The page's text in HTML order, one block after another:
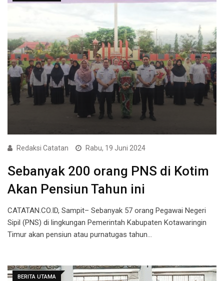
Redaksi Catatan Rabu, 19 Juni 2024
Sebanyak 200 orang PNS di Kotim
Akan Pensiun Tahun ini
CATATAN.CO.ID, Sampit– Sebanyak 57 orang Pegawai Negeri
Sipil (PNS) di lingkungan Pemerintah Kabupaten Kotawaringin
Timur akan pensiun atau purnatugas tahun…
BERITA UTAMA